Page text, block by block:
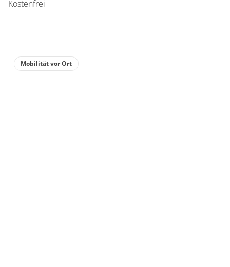
Kostenfrei
Mobilität vor Ort